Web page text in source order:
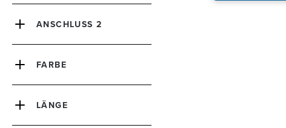
ANSCHLUSS 2
FARBE
LÄNGE